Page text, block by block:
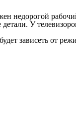
недорогой
У
зависеть от